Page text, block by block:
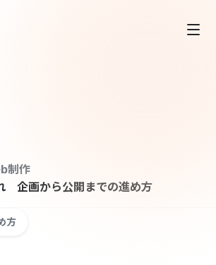
制作
企画から公開までの進め方
方